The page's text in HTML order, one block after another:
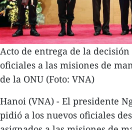
Acto de entrega de la
oficiales a las misiones de
de la ONU (Foto: VNA)
Hanoi (VNA) - El presidente
pidió a los nuevos oficiales